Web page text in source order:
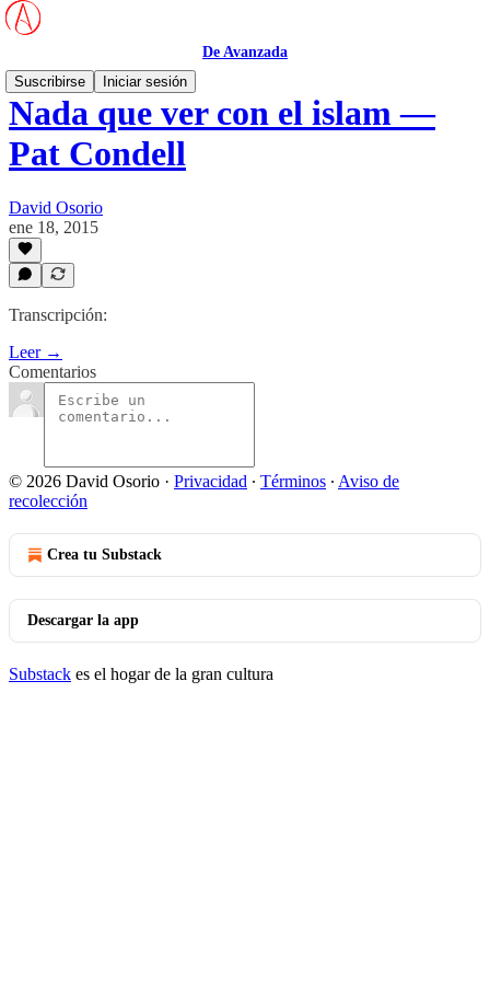
De Avanzada
Suscribirse
Iniciar sesión
Nada que ver con el islam —
Pat Condell
David Osorio
ene 18, 2015
Transcripción:
Leer →
Comentarios
© 2026 David Osorio · Privacidad ∙ Términos ∙ Aviso de
recolección
Crea tu Substack
Descargar la app
Substack es el hogar de la gran cultura